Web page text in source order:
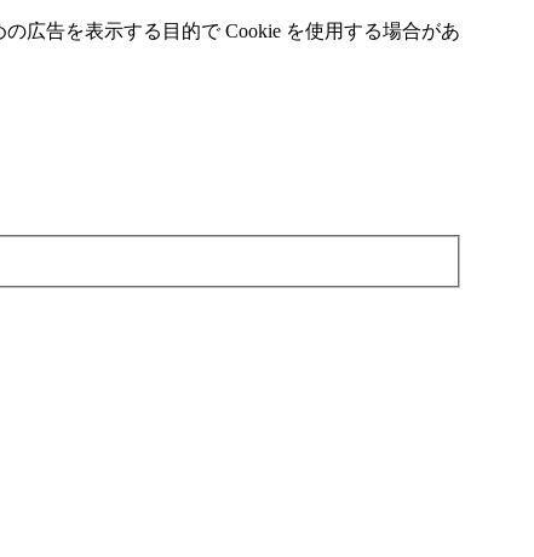
広告を表⽰する⽬的で Cookie を使⽤する場合があ